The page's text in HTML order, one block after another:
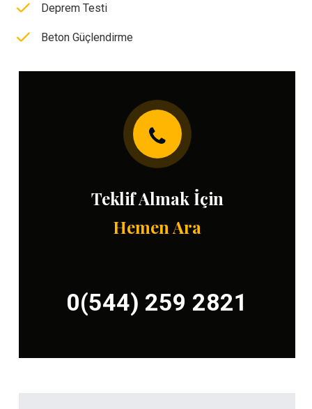
Deprem Testi
Beton Güçlendirme
Teklif Almak İçin
Hemen Ara
0(544) 259 2821